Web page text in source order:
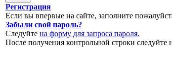
Регистрация
Если вы впервые на сайте, заполните
Забыли свой пароль?
Следуйте на форму для запроса пароля.
После получения контрольной строки следуйте